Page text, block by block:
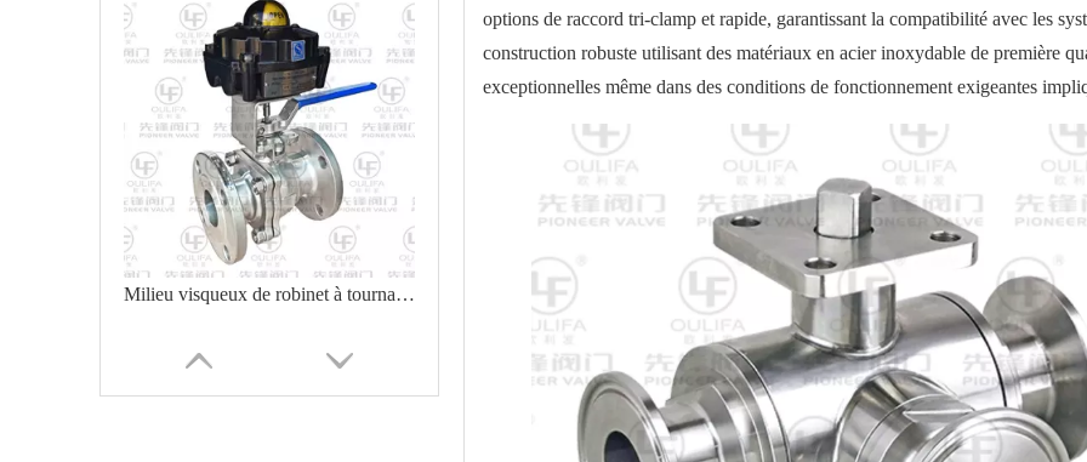
Milieu visqueux de robinet à tournant sphérique à bride de signal isolé
options de raccord tri-clamp et rapide, garantissant la compatibilité avec les
construction robuste utilisant des matériaux en acier inoxydable de première
exceptionnelles même dans des conditions de fonctionnement exigeantes